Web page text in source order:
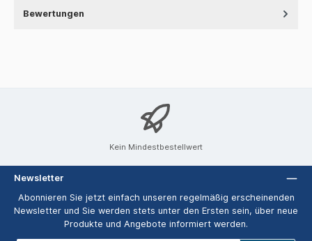
Bewertungen
Kein Mindestbestellwert
Newsletter
Abonnieren Sie jetzt einfach unseren regelmäßig erscheinenden
Newsletter und Sie werden stets unter den Ersten sein, über neue
Produkte und Angebote informiert werden.